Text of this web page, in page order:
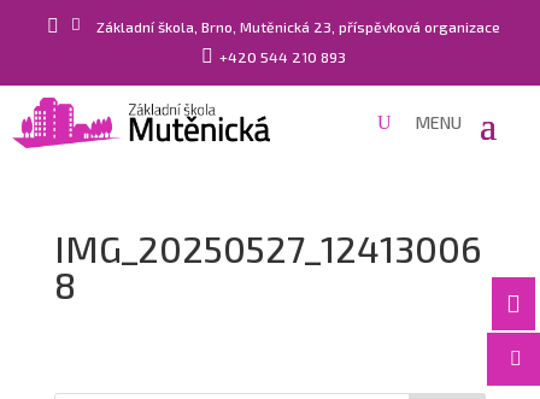
  Základní škola, Brno, Mutěnická 23, příspěvková organizace
 +420 544 210 893


IMG_20250527_12413006
8